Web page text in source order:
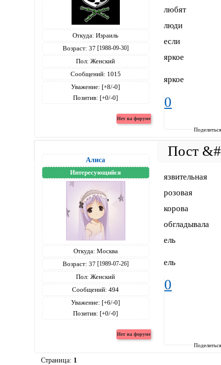
Откуда: Израиль
Возраст: 37 [1988-09-30]
Пол: Женский
Сообщений: 1015
Уважение: [+8/-0]
Позитив: [+0/-0]
любят
люди
если
яркое
яркое
0
Алиса
Интересующийся
Откуда: Москва
Возраст: 37 [1989-07-26]
Пол: Женский
Сообщений: 494
Уважение: [+6/-0]
Позитив: [+0/-0]
язвительная
розовая
корова
обгладывала
ель
ель
0
Страница: 1